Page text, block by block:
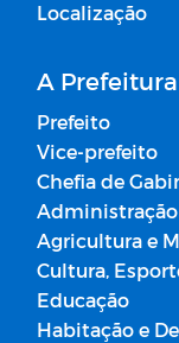
Localização
A Prefeitura
Prefeito
Vice-prefeito
Chefia de
Administração
Agricultura e
Cultura,
Educação
Habitação e